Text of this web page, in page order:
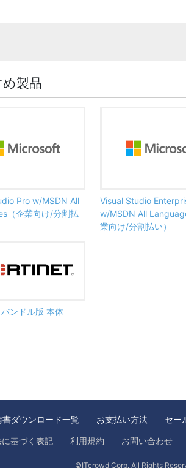
製品
Pro w/MSDN All
（企業向け/分割払
Visual Studio
w/MSDN All
業向け/分割払い）
ンドル版 本体
書ダウンロード一覧 お支払い方法 セー
基づく表記 利用規約 お問い合わせ
©ITcrowd Corp. All Rights